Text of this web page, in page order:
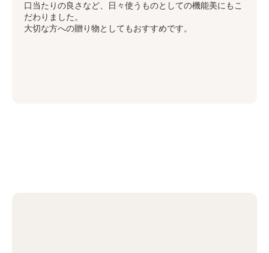
口当たりの良さなど、日々使うものとしての機能美にもこ
だわりました。
大切な方への贈り物としてもおすすめです。